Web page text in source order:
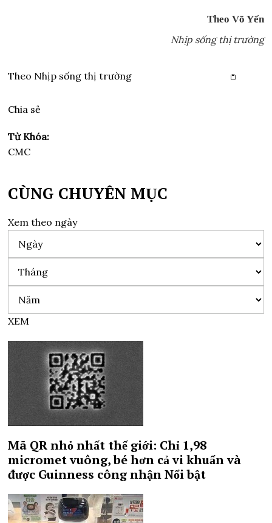
Theo Võ Yến
Nhịp sống thị trường
Theo Nhịp sống thị trường
Chia sẻ
Từ Khóa:
CMC
CÙNG CHUYÊN MỤC
Xem theo ngày
XEM
Mã QR nhỏ nhất thế giới: Chỉ 1,98
micromet vuông, bé hơn cả vi khuẩn và
được Guinness công nhậnNổi bật